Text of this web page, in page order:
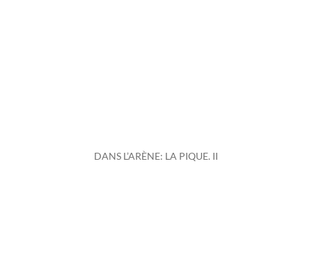
DANS L’ARÈNE: LA PIQUE. II